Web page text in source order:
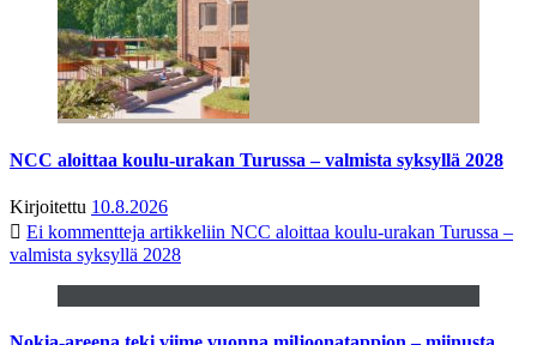
NCC aloittaa koulu-urakan Turussa – valmista syksyllä 2028
Kirjoitettu 10.8.2026
Ei kommentteja artikkeliin NCC aloittaa koulu-urakan Turussa –
valmista syksyllä 2028